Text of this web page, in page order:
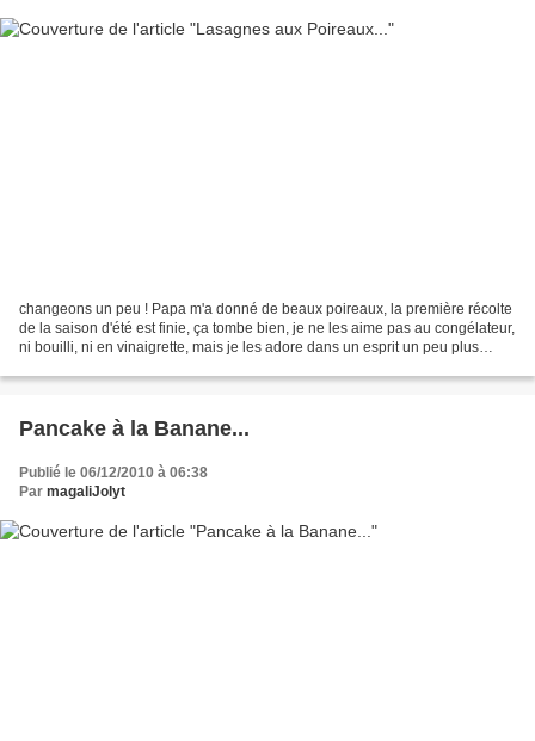
changeons un peu ! Papa m'a donné de beaux poireaux, la première récolte
de la saison d'été est finie, ça tombe bien, je ne les aime pas au congélateur,
ni bouilli, ni en vinaigrette, mais je les adore dans un esprit un peu plus
Pancake à la Banane...
Publié le 06/12/2010 à 06:38
Par magaliJolyt